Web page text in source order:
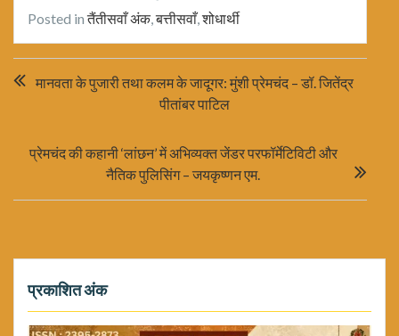
Posted inतैंतीसवाँ अंक,बत्तीसवाँ,शोधार्थी
navigation
मानवता के पुजारी तथा कलम के जादूगर: मुंशी प्रेमचंद – डॉ. जितेंद्र
पीतांबर पाटिल
प्रेमचंद की कहानी ‘लांछन’ में अभिव्यक्त जेंडर परफॉर्मेटिविटी और
नैतिक पुलिसिंग – जयकृष्णन एम.
प्रकाशित अंक